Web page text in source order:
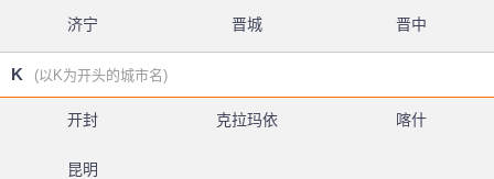
济宁 晋城 晋中
K (以K为开头的城市名)
开封 克拉玛依 喀什
昆明